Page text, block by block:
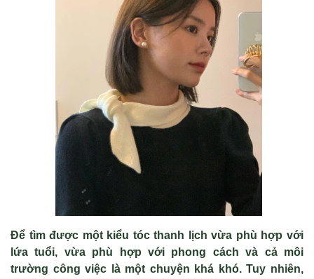
Để tìm được một kiểu tóc thanh lịch vừa phù hợp với
lứa tuổi, vừa phù hợp với phong cách và cả môi
trường công việc là một chuyện khá khó. Tuy nhiên,